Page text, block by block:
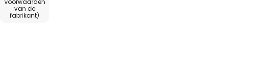
van de
fabrikant)